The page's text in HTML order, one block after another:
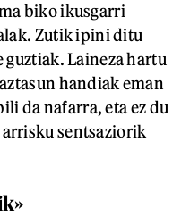
biko ikusgarri
Zutik ipini ditu
Laineza hartu
handiak eman
da nafarra, eta ez du
sentsaziorik